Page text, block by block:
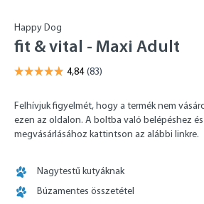
Happy Dog
fit & vital - Maxi Adult
Felhívjuk figyelmét, hogy a termék nem
ezen az oldalon. A boltba való belépéshez
megvásárlásához kattintson az alábbi linkre.
Nagytestű kutyáknak
Búzamentes összetétel